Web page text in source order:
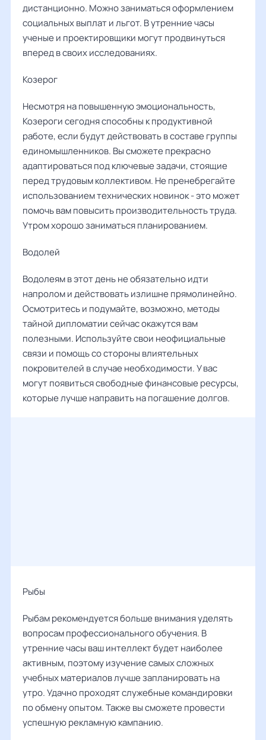
дистанционно. Можно заниматься оформлением
социальных выплат и льгот. В утренние часы
ученые и проектировщики могут продвинуться
вперед в своих исследованиях.
Козерог
Несмотря на повышенную эмоциональность,
Козероги сегодня способны к продуктивной
работе, если будут действовать в составе группы
единомышленников. Вы сможете прекрасно
адаптироваться под ключевые задачи, стоящие
перед трудовым коллективом. Не пренебрегайте
использованием технических новинок - это может
помочь вам повысить производительность труда.
Утром хорошо заниматься планированием.
Водолей
Водолеям в этот день не обязательно идти
напролом и действовать излишне прямолинейно.
Осмотритесь и подумайте, возможно, методы
тайной дипломатии сейчас окажутся вам
полезными. Используйте свои неофициальные
связи и помощь со стороны влиятельных
покровителей в случае необходимости. У вас
могут появиться свободные финансовые ресурсы,
которые лучше направить на погашение долгов.
Рыбы ‌‌
Рыбам рекомендуется больше внимания уделять
вопросам профессионального обучения. В
утренние часы ваш интеллект будет наиболее
активным, поэтому изучение самых сложных
учебных материалов лучше запланировать на
утро. Удачно проходят служебные командировки
по обмену опытом. Также вы сможете провести
успешную рекламную кампанию.